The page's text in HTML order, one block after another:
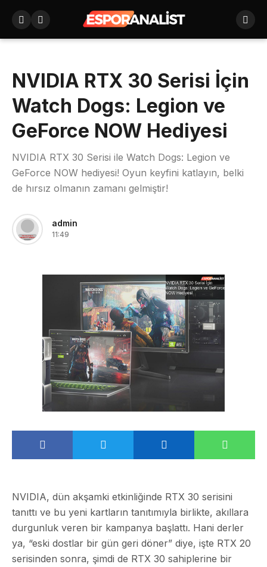
NVIDIA RTX 30 Serisi İçin
Watch Dogs: Legion ve
GeForce NOW Hediyesi
NVIDIA RTX 30 Serisi ile Watch Dogs: Legion ve
GeForce NOW hediyesi! Oyun keyfini katlayın, belki
de hırsız olmanın zamanı gelmiştir!
admin
11:49
NVIDIA, dün akşamki etkinliğinde RTX 30 serisini
tanıttı ve bu yeni kartların tanıtımıyla birlikte, akıllara
durgunluk veren bir kampanya başlattı. Hani derler
ya, “eski dostlar bir gün geri döner” diye, işte RTX 20
serisinden sonra, şimdi de RTX 30 sahiplerine bir